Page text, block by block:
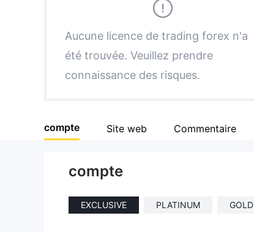
5
6
9
9
Aucune licence de trading forex n'a
été trouvée. Veuillez prendre
connaissance des risques.
compte Site web Commentaire
compte
EXCLUSIVE PLATINUM GOLD